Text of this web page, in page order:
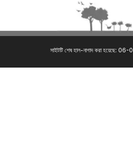
সাইটটি শেষ হাল-নাগাদ করা হয়েছে: